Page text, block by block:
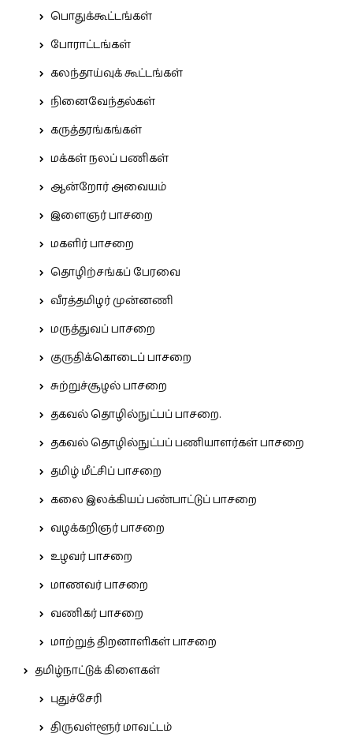
பொதுக்கூட்டங்கள்
போராட்டங்கள்
கலந்தாய்வுக் கூட்டங்கள்
நினைவேந்தல்கள்
கருத்தரங்கங்கள்
மக்கள் நலப் பணிகள்
ஆன்றோர் அவையம்
இளைஞர் பாசறை
மகளிர் பாசறை
தொழிற்சங்கப் பேரவை
வீரத்தமிழர் முன்னணி
மருத்துவப் பாசறை
குருதிக்கொடைப் பாசறை
சுற்றுச்சூழல் பாசறை
தகவல் தொழில்நுட்பப் பாசறை.
தகவல் தொழில்நுட்பப் பணியாளர்கள் பாசறை
தமிழ் மீட்சிப் பாசறை
கலை இலக்கியப் பண்பாட்டுப் பாசறை
வழக்கறிஞர் பாசறை
உழவர் பாசறை
மாணவர் பாசறை
வணிகர் பாசறை
மாற்றுத் திறனாளிகள் பாசறை
தமிழ்நாட்டுக் கிளைகள்
புதுச்சேரி
திருவள்ளூர் மாவட்டம்